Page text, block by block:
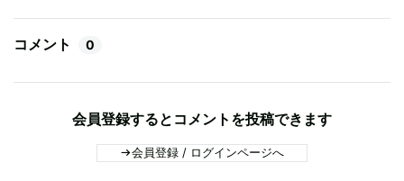
コメント 0
会員登録するとコメントを投稿できます
会員登録 / ログインページへ